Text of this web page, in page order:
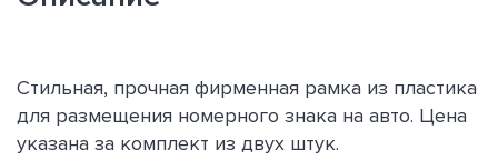
Стильная, прочная фирменная рамка из пластика
для размещения номерного знака на авто. Цена
указана за комплект из двух штук.